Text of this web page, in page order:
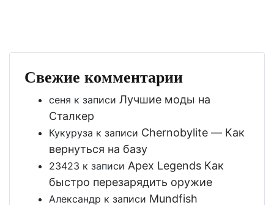
Свежие комментарии
сеня к записи Лучшие моды на
Сталкер
Кукуруза к записи Chernobylite — Как
вернуться на базу
23423 к записи Apex Legends Как
быстро перезарядить оружие
Александр к записи Mundfish